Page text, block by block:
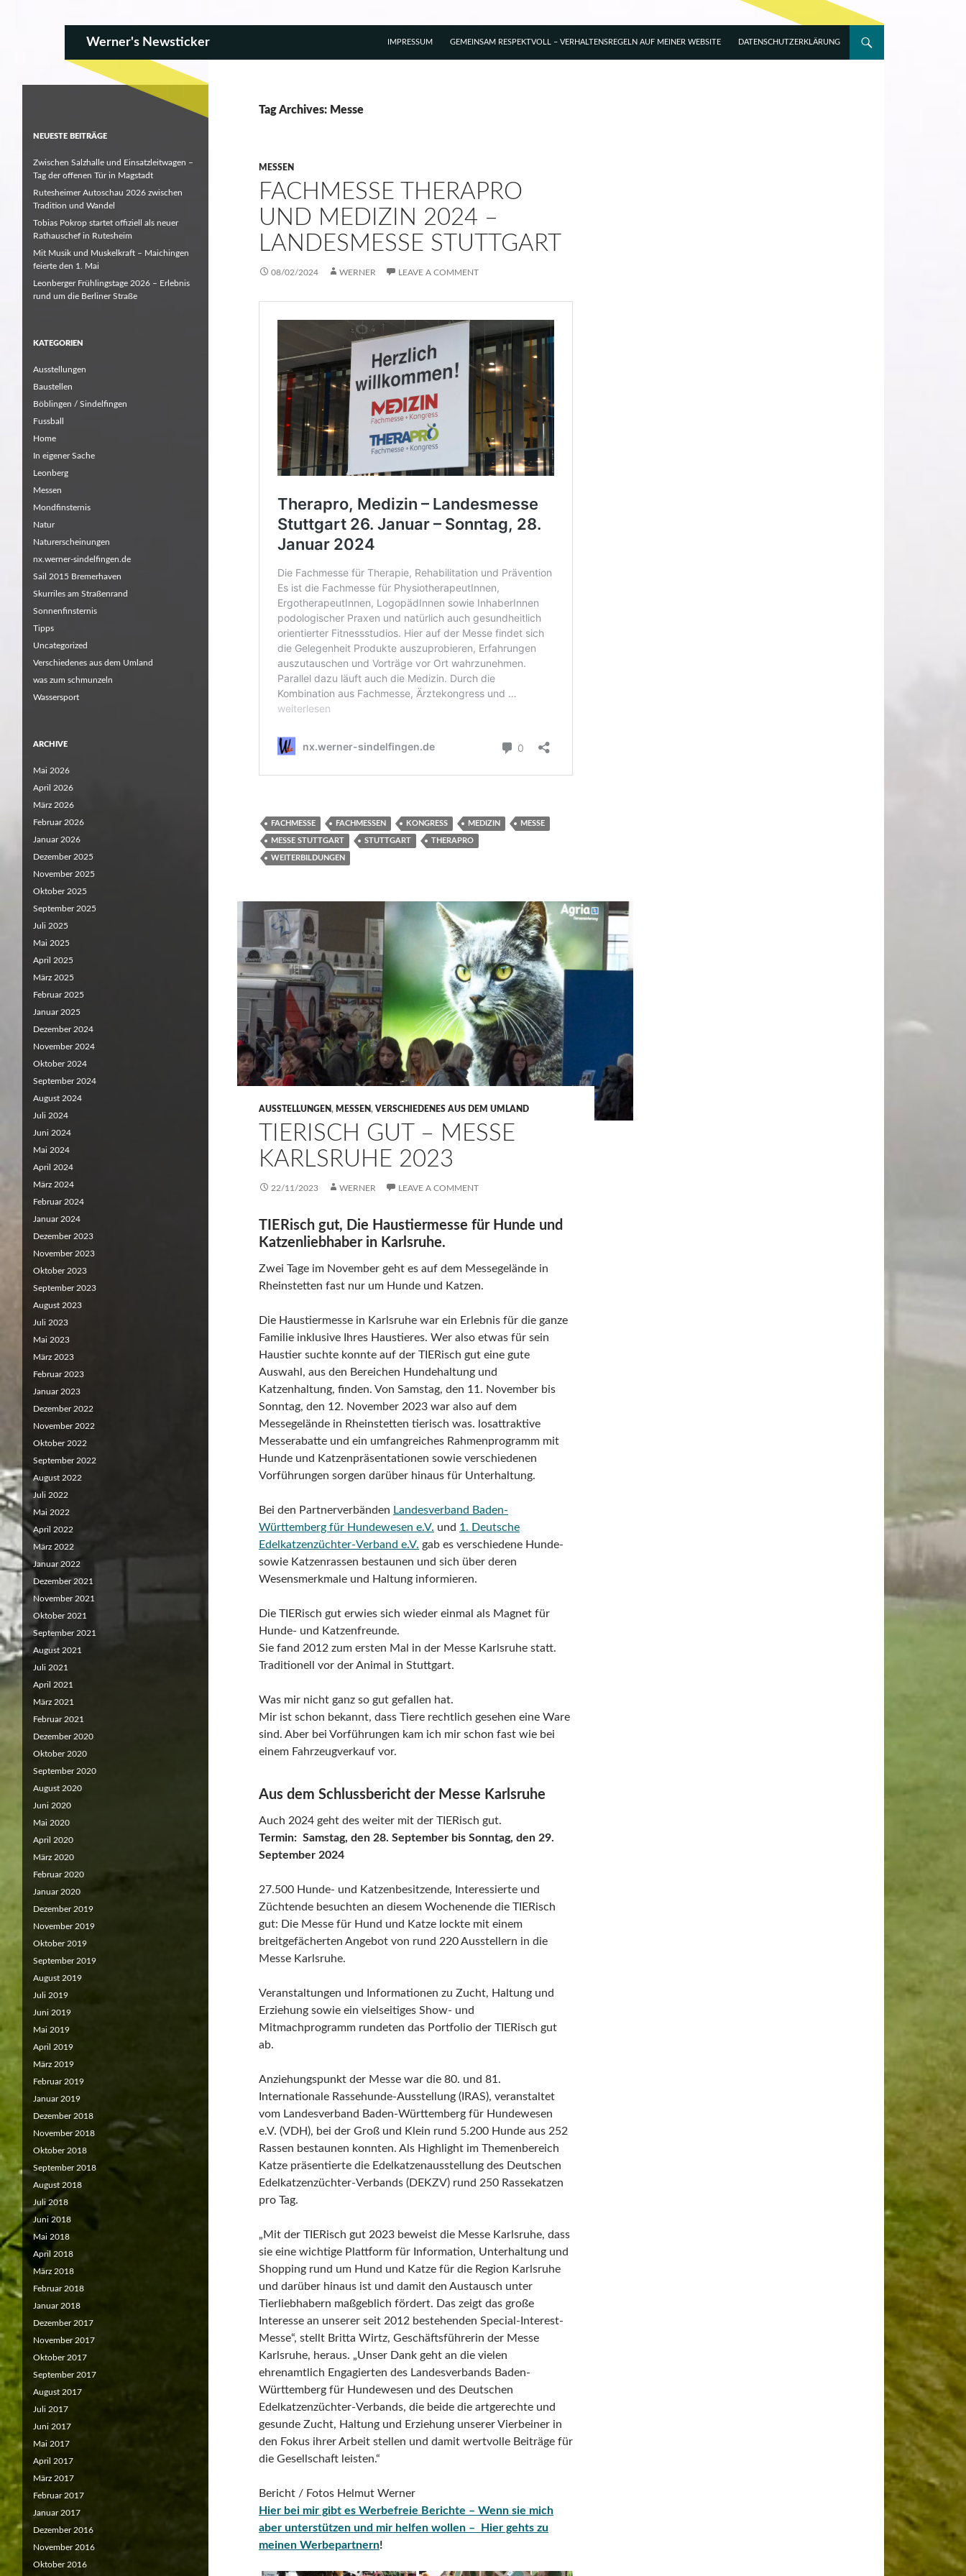
Werner's Newsticker
DATENSCHUTZERKLÄRUNG
GEMEINSAM RESPEKTVOLL – VERHALTENSREGELN AUF MEINER WEBSITE
IMPRESSUM
Tag Archives: Messe
MESSEN
FACHMESSE THERAPRO
UND MEDIZIN 2024 –
LANDESMESSE STUTTGART
08/02/2024 WERNER LEAVE A COMMENT
FACHMESSE FACHMESSEN KONGRESS MEDIZIN MESSE
MESSE STUTTGART STUTTGART THERAPRO
WEITERBILDUNGEN
AUSSTELLUNGEN, MESSEN, VERSCHIEDENES AUS DEM UMLAND
TIERISCH GUT – MESSE
KARLSRUHE 2023
22/11/2023 WERNER LEAVE A COMMENT
TIERisch gut, Die Haustiermesse für Hunde und
Katzenliebhaber in Karlsruhe.
Zwei Tage im November geht es auf dem Messegelände in
Rheinstetten fast nur um Hunde und Katzen.
Die Haustiermesse in Karlsruhe war ein Erlebnis für die ganze
Familie inklusive Ihres Haustieres. Wer also etwas für sein
Haustier suchte konnte auf der TIERisch gut eine gute
Auswahl, aus den Bereichen Hundehaltung und
Katzenhaltung, finden. Von Samstag, den 11. November bis
Sonntag, den 12. November 2023 war also auf dem
Messegelände in Rheinstetten tierisch was. losattraktive
Messerabatte und ein umfangreiches Rahmenprogramm mit
Hunde und Katzenpräsentationen sowie verschiedenen
Vorführungen sorgen darüber hinaus für Unterhaltung.
Bei den Partnerverbänden Landesverband Baden-
Württemberg für Hundewesen e.V. und 1. Deutsche
Edelkatzenzüchter-Verband e.V. gab es verschiedene Hunde-
sowie Katzenrassen bestaunen und sich über deren
Wesensmerkmale und Haltung informieren.
Die TIERisch gut erwies sich wieder einmal als Magnet für
Hunde- und Katzenfreunde.
Sie fand 2012 zum ersten Mal in der Messe Karlsruhe statt.
Traditionell vor der Animal in Stuttgart.
Was mir nicht ganz so gut gefallen hat.
Mir ist schon bekannt, dass Tiere rechtlich gesehen eine Ware
sind. Aber bei Vorführungen kam ich mir schon fast wie bei
einem Fahrzeugverkauf vor.
Aus dem Schlussbericht der Messe Karlsruhe
Auch 2024 geht des weiter mit der TIERisch gut.
Termin: Samstag, den 28. September bis Sonntag, den 29.
September 2024
27.500 Hunde- und Katzenbesitzende, Interessierte und
Züchtende besuchten an diesem Wochenende die TIERisch
gut: Die Messe für Hund und Katze lockte mit einem
breitgefächerten Angebot von rund 220 Ausstellern in die
Messe Karlsruhe.
Veranstaltungen und Informationen zu Zucht, Haltung und
Erziehung sowie ein vielseitiges Show- und
Mitmachprogramm rundeten das Portfolio der TIERisch gut
ab.
Anziehungspunkt der Messe war die 80. und 81.
Internationale Rassehunde-Ausstellung (IRAS), veranstaltet
vom Landesverband Baden-Württemberg für Hundewesen
e.V. (VDH), bei der Groß und Klein rund 5.200 Hunde aus 252
Rassen bestaunen konnten. Als Highlight im Themenbereich
Katze präsentierte die Edelkatzenausstellung des Deutschen
Edelkatzenzüchter-Verbands (DEKZV) rund 250 Rassekatzen
pro Tag.
„Mit der TIERisch gut 2023 beweist die Messe Karlsruhe, dass
sie eine wichtige Plattform für Information, Unterhaltung und
Shopping rund um Hund und Katze für die Region Karlsruhe
und darüber hinaus ist und damit den Austausch unter
Tierliebhabern maßgeblich fördert. Das zeigt das große
Interesse an unserer seit 2012 bestehenden Special-Interest-
Messe“, stellt Britta Wirtz, Geschäftsführerin der Messe
Karlsruhe, heraus. „Unser Dank geht an die vielen
ehrenamtlich Engagierten des Landesverbands Baden-
Württemberg für Hundewesen und des Deutschen
Edelkatzenzüchter-Verbands, die beide die artgerechte und
gesunde Zucht, Haltung und Erziehung unserer Vierbeiner in
den Fokus ihrer Arbeit stellen und damit wertvolle Beiträge für
die Gesellschaft leisten.“
Bericht / Fotos Helmut Werner
Hier bei mir gibt es Werbefreie Berichte – Wenn sie mich
aber unterstützen und mir helfen wollen – Hier gehts zu
meinen Werbepartnern!
NEUESTE BEITRÄGE
Zwischen Salzhalle und Einsatzleitwagen –
Tag der offenen Tür in Magstadt
Rutesheimer Autoschau 2026 zwischen
Tradition und Wandel
Tobias Pokrop startet offiziell als neuer
Rathauschef in Rutesheim
Mit Musik und Muskelkraft – Maichingen
feierte den 1. Mai
Leonberger Frühlingstage 2026 – Erlebnis
rund um die Berliner Straße
KATEGORIEN
Ausstellungen
Baustellen
Böblingen / Sindelfingen
Fussball
Home
In eigener Sache
Leonberg
Messen
Mondfinsternis
Natur
Naturerscheinungen
nx.werner-sindelfingen.de
Sail 2015 Bremerhaven
Skurriles am Straßenrand
Sonnenfinsternis
Tipps
Uncategorized
Verschiedenes aus dem Umland
was zum schmunzeln
Wassersport
ARCHIVE
Mai 2026
April 2026
März 2026
Februar 2026
Januar 2026
Dezember 2025
November 2025
Oktober 2025
September 2025
Juli 2025
Mai 2025
April 2025
März 2025
Februar 2025
Januar 2025
Dezember 2024
November 2024
Oktober 2024
September 2024
August 2024
Juli 2024
Juni 2024
Mai 2024
April 2024
März 2024
Februar 2024
Januar 2024
Dezember 2023
November 2023
Oktober 2023
September 2023
August 2023
Juli 2023
Mai 2023
März 2023
Februar 2023
Januar 2023
Dezember 2022
November 2022
Oktober 2022
September 2022
August 2022
Juli 2022
Mai 2022
April 2022
März 2022
Januar 2022
Dezember 2021
November 2021
Oktober 2021
September 2021
August 2021
Juli 2021
April 2021
März 2021
Februar 2021
Dezember 2020
Oktober 2020
September 2020
August 2020
Juni 2020
Mai 2020
April 2020
März 2020
Februar 2020
Januar 2020
Dezember 2019
November 2019
Oktober 2019
September 2019
August 2019
Juli 2019
Juni 2019
Mai 2019
April 2019
März 2019
Februar 2019
Januar 2019
Dezember 2018
November 2018
Oktober 2018
September 2018
August 2018
Juli 2018
Juni 2018
Mai 2018
April 2018
März 2018
Februar 2018
Januar 2018
Dezember 2017
November 2017
Oktober 2017
September 2017
August 2017
Juli 2017
Juni 2017
Mai 2017
April 2017
März 2017
Februar 2017
Januar 2017
Dezember 2016
November 2016
Oktober 2016